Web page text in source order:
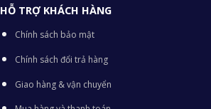
HỖ TRỢ KHÁCH HÀNG
Chính sách bảo mật
Chính sách đổi trả hàng
Giao hàng & vận chuyển